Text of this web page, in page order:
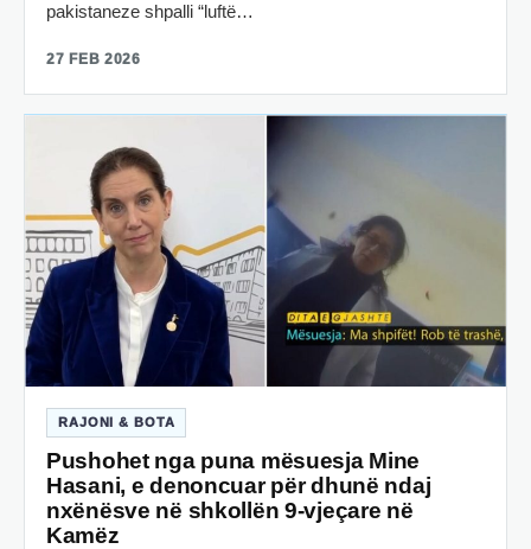
pakistaneze shpalli “luftë…
27 FEB 2026
RAJONI & BOTA
Pushohet nga puna mësuesja Mine
Hasani, e denoncuar për dhunë ndaj
nxënësve në shkollën 9-vjeçare në
Kamëz